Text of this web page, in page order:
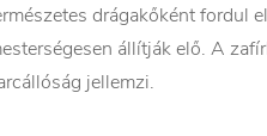
drágakőként fordul
állítják elő. A
jellemzi.